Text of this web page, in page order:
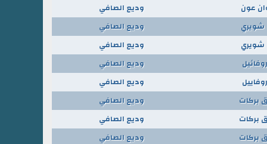
عون
وديع الصافي
شويري
وديع الصافي
شويري
وديع الصافي
وديع الصافي
وديع الصافي
بركات
وديع الصافي
بركات
وديع الصافي
بركات
وديع الصافي